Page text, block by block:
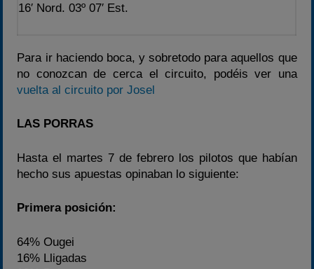
16′ Nord. 03º 07′ Est.
Para ir haciendo boca, y sobretodo para aquellos que
no conozcan de cerca el circuito, podéis ver una
vuelta al circuito por Josel
LAS PORRAS
Hasta el martes 7 de febrero los pilotos que habían
hecho sus apuestas opinaban lo siguiente:
Primera posición:
64% Ougei
16% Lligadas